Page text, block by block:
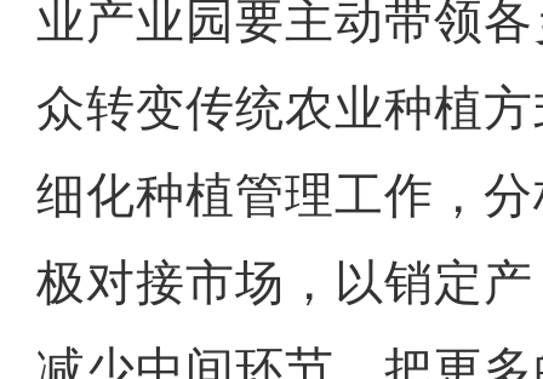
业产业园要主动带领
众转变传统农业种植
细化种植管理工作，
极对接市场，以销定